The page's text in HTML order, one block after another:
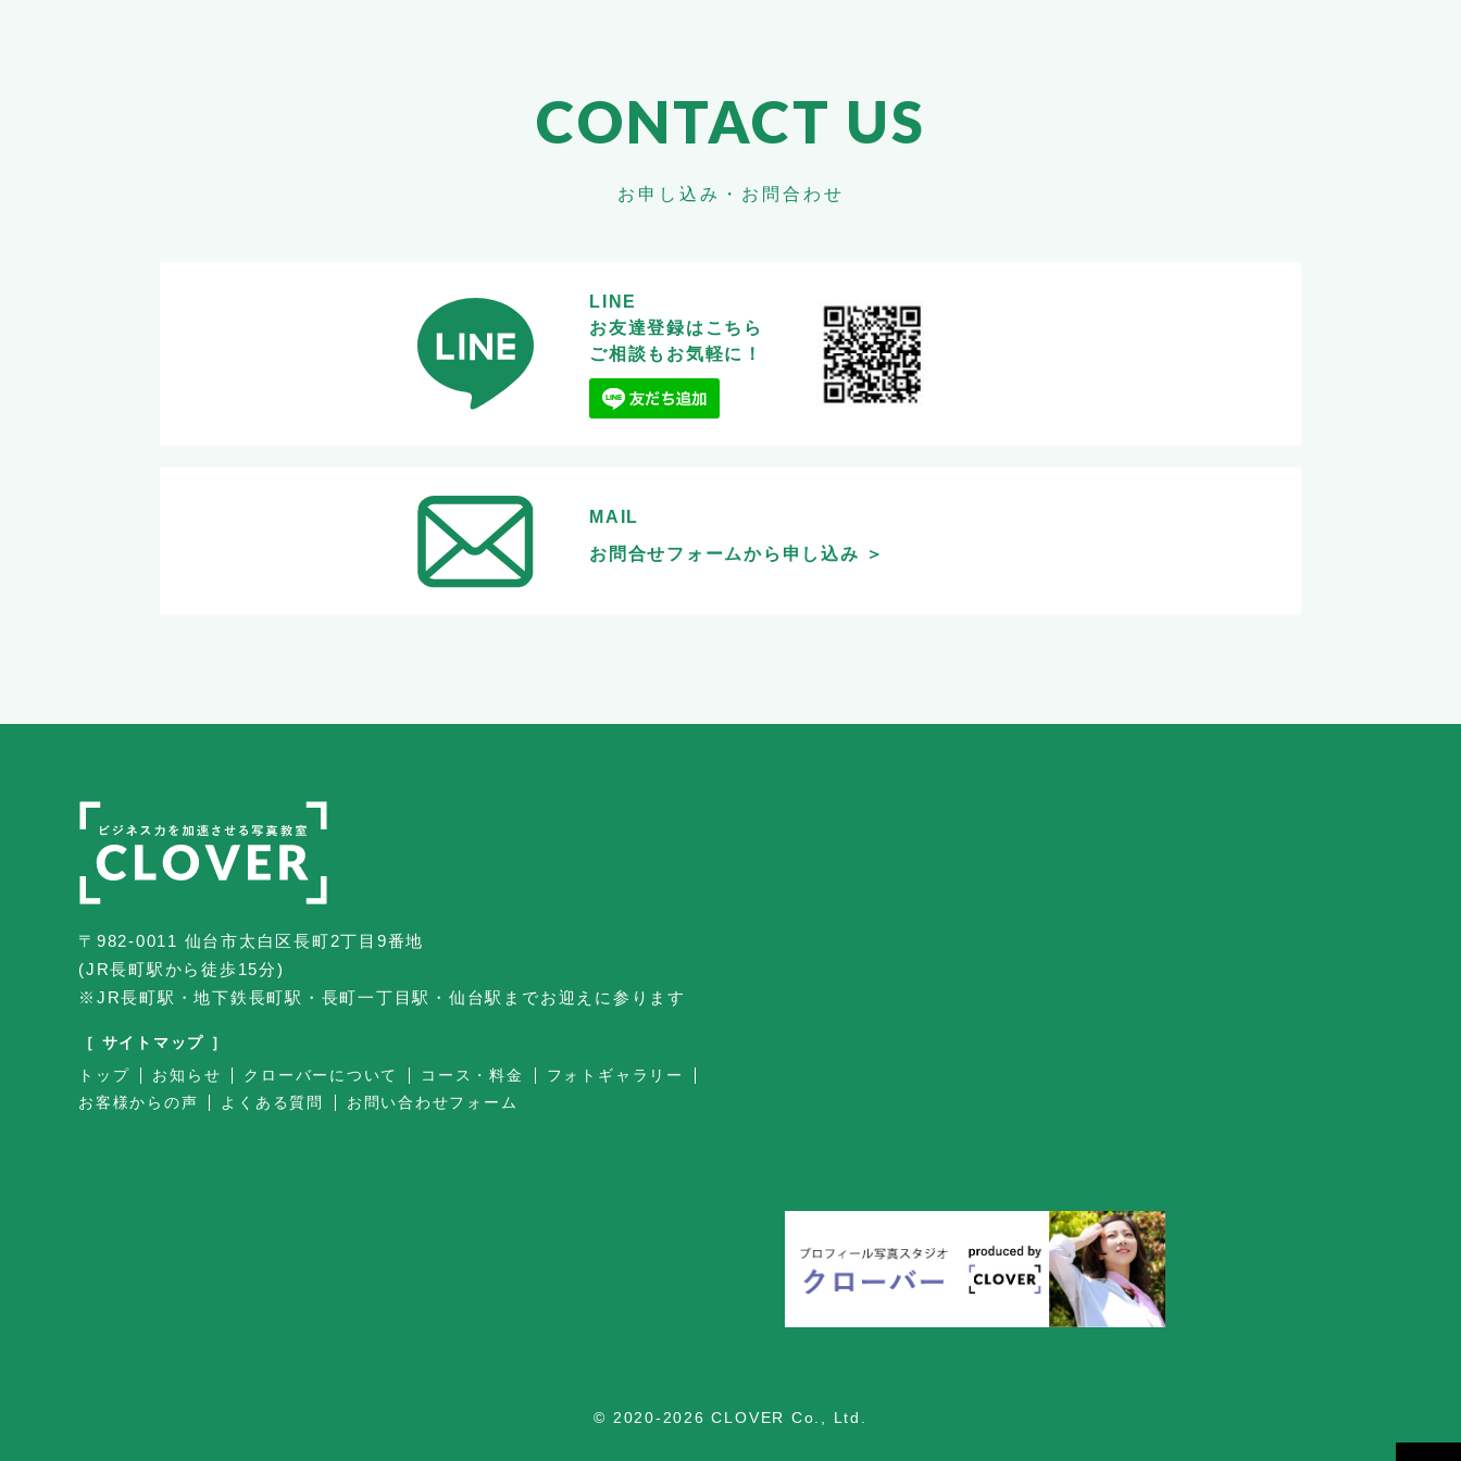
CONTACT US
お申し込み・お問合わせ
LINE
お友達登録はこちら
ご相談もお気軽に！
MAIL
お問合せフォームから申し込み ＞
〒982-0011 仙台市太白区長町2丁目9番地
(JR長町駅から徒歩15分)
※JR長町駅・地下鉄長町駅・長町一丁目駅・仙台駅までお迎えに参ります
［ サイトマップ ］
トップ
お知らせ クローバーについて コース・料金
フォトギャラリー
お客様からの声
よくある質問 お問い合わせフォーム
© 2020-2026 CLOVER Co., Ltd.